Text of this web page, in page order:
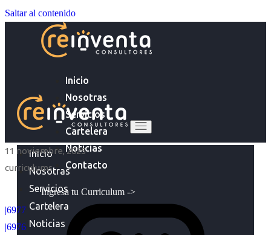
Saltar al contenido
Inicio
Nosotras
Servicios
Cartelera
Noticias
Contacto
Ingresa tu Curriculum ->
Inicio
Nosotras
Servicios
Cartelera
Noticias
11 noviembre, 2025
curriculums
|6977
|6976